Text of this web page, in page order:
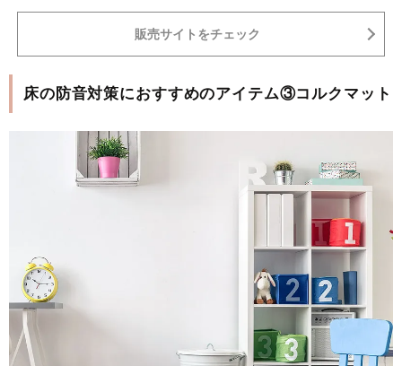
販売サイトをチェック
床の防音対策におすすめのアイテム③コルクマット